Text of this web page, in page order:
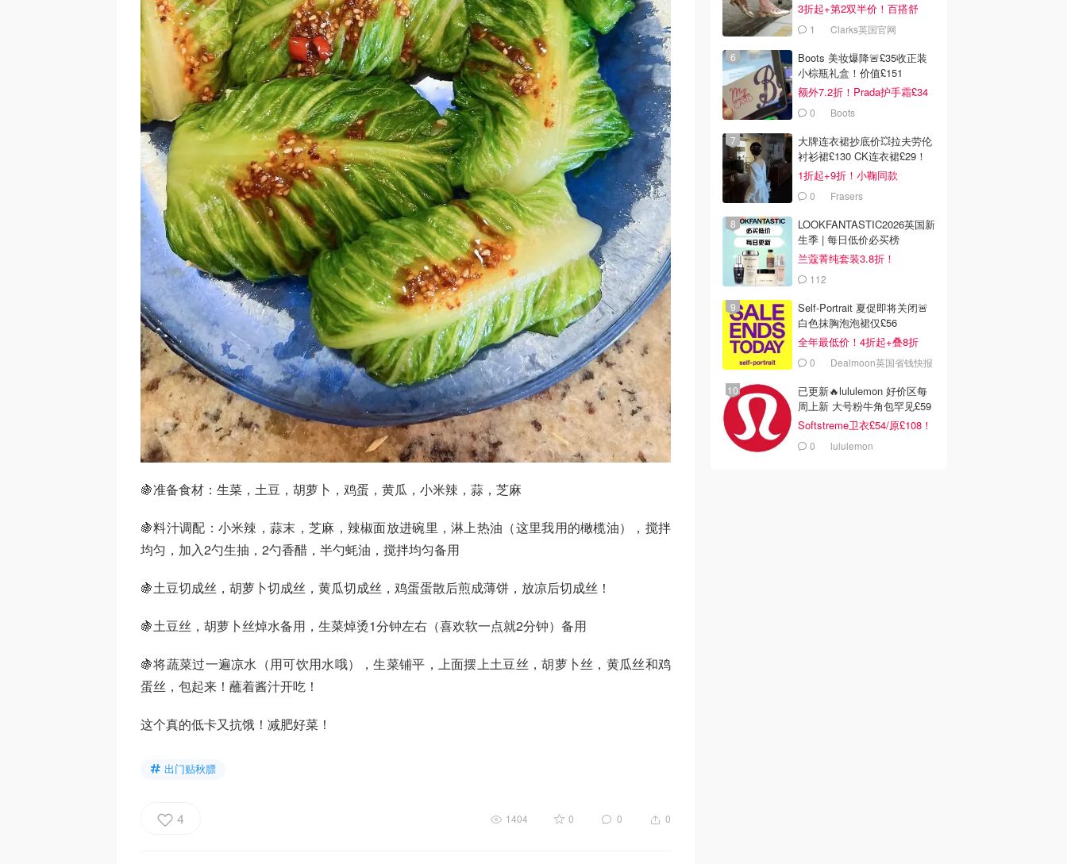
🍇准备食材：生菜，土豆，胡萝卜，鸡蛋，黄瓜，小米辣，蒜，芝麻
🍇料汁调配：小米辣，蒜末，芝麻，辣椒面放进碗里，淋上热油（这里我用的橄榄油），搅拌
均匀，加入2勺生抽，2勺香醋，半勺蚝油，搅拌均匀备用
🍇土豆切成丝，胡萝卜切成丝，黄瓜切成丝，鸡蛋蛋散后煎成薄饼，放凉后切成丝！
🍇土豆丝，胡萝卜丝焯水备用，生菜焯烫1分钟左右（喜欢软一点就2分钟）备用
🍇将蔬菜过一遍凉水（用可饮用水哦），生菜铺平，上面摆上土豆丝，胡萝卜丝，黄瓜丝和鸡
蛋丝，包起来！蘸着酱汁开吃！
这个真的低卡又抗饿！减肥好菜！
出门贴秋膘
4 1404 0 0 0
3折起+第2双半价！百搭舒
服！1 Clarks英国官网
Boots 美妆爆降🚨£35收正装
小棕瓶礼盒！价值£151
额外7.2折！Prada护手霜£34
0 Boots
大牌连衣裙抄底价💥拉夫劳伦
衬衫裙£130 CK连衣裙£29！
1折起+9折！小鞠同款
Ganni£88
0 Frasers
LOOKFANTASTIC2026英国新
生季 | 每日低价必买榜
兰蔻菁纯套装3.8折！
112
Self-Portrait 夏促即将关闭🚨
白色抹胸泡泡裙仅£56
全年最低价！4折起+叠8折
0 Dealmoon英国省钱快报
已更新🔥lululemon 好价区每
周上新 大号粉牛角包罕见£59
Softstreme卫衣£54/原£108！
0 lululemon